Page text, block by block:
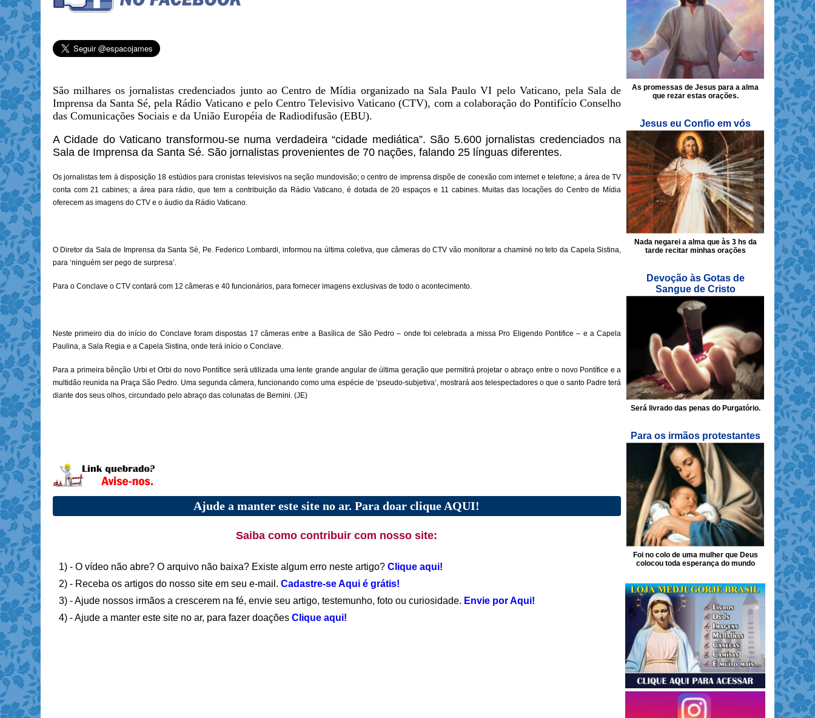
São milhares os jornalistas credenciados junto ao Centro de Mídia organizado na Sala Paulo VI pelo Vaticano, pela Sala de
Imprensa da Santa Sé, pela Rádio Vaticano e pelo Centro Televisivo Vaticano (CTV), com a colaboração do Pontifício Conselho
das Comunicações Sociais e da União Européia de Radiodifusão (EBU).
A Cidade do Vaticano transformou-se numa verdadeira “cidade mediática”. São 5.600 jornalistas credenciados na
Sala de Imprensa da Santa Sé. São jornalistas provenientes de 70 nações, falando 25 línguas diferentes.
Os jornalistas tem à disposição 18 estúdios para cronistas televisivos na seção mundovisão; o centro de imprensa dispõe de conexão com internet e telefone; a área de TV
conta com 21 cabines; a área para rádio, que tem a contribuição da Rádio Vaticano, é dotada de 20 espaços e 11 cabines. Muitas das locações do Centro de Mídia
oferecem as imagens do CTV e o áudio da Rádio Vaticano.
O Diretor da Sala de Imprensa da Santa Sé, Pe. Federico Lombardi, informou na última coletiva, que câmeras do CTV vão monitorar a chaminé no teto da Capela Sistina,
para ‘ninguém ser pego de surpresa’.
Para o Conclave o CTV contará com 12 câmeras e 40 funcionários, para fornecer imagens exclusivas de todo o acontecimento.
Neste primeiro dia do início do Conclave foram dispostas 17 câmeras entre a Basílica de São Pedro – onde foi celebrada a missa Pro Eligendo Pontifice – e a Capela
Paulina, a Sala Regia e a Capela Sistina, onde terá início o Conclave.
Para a primeira bênção Urbi et Orbi do novo Pontífice será utilizada uma lente grande angular de última geração que permitirá projetar o abraço entre o novo Pontífice e a
multidão reunida na Praça São Pedro. Uma segunda câmera, funcionando como uma espécie de ‘pseudo-subjetiva’, mostrará aos telespectadores o que o santo Padre terá
diante dos seus olhos, circundado pelo abraço das colunatas de Bernini. (JE)
Ajude a manter este site no ar. Para doar clique AQUI!
Saiba como contribuir com nosso site:
1) - O vídeo não abre? O arquivo não baixa? Existe algum erro neste artigo? Clique aqui!
2) - Receba os artigos do nosso site em seu e-mail. Cadastre-se Aqui é grátis!
3) - Ajude nossos irmãos a crescerem na fé, envie seu artigo, testemunho, foto ou curiosidade. Envie por Aqui!
4) - Ajude a manter este site no ar, para fazer doações Clique aqui!
As promessas de Jesus para a alma
que rezar estas orações.
Jesus eu Confio em vós
Nada negarei a alma que às 3 hs da
tarde recitar minhas orações
Devoção às Gotas de
Sangue de Cristo
Será livrado das penas do Purgatório.
Para os irmãos protestantes
Foi no colo de uma mulher que Deus
colocou toda esperança do mundo